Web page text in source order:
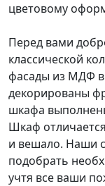
цветовому
Перед вами
классической
фасады из МДФ в
декорированы
шкафа
Шкаф
и вешало. Наши
подобрать
учтя все ваши